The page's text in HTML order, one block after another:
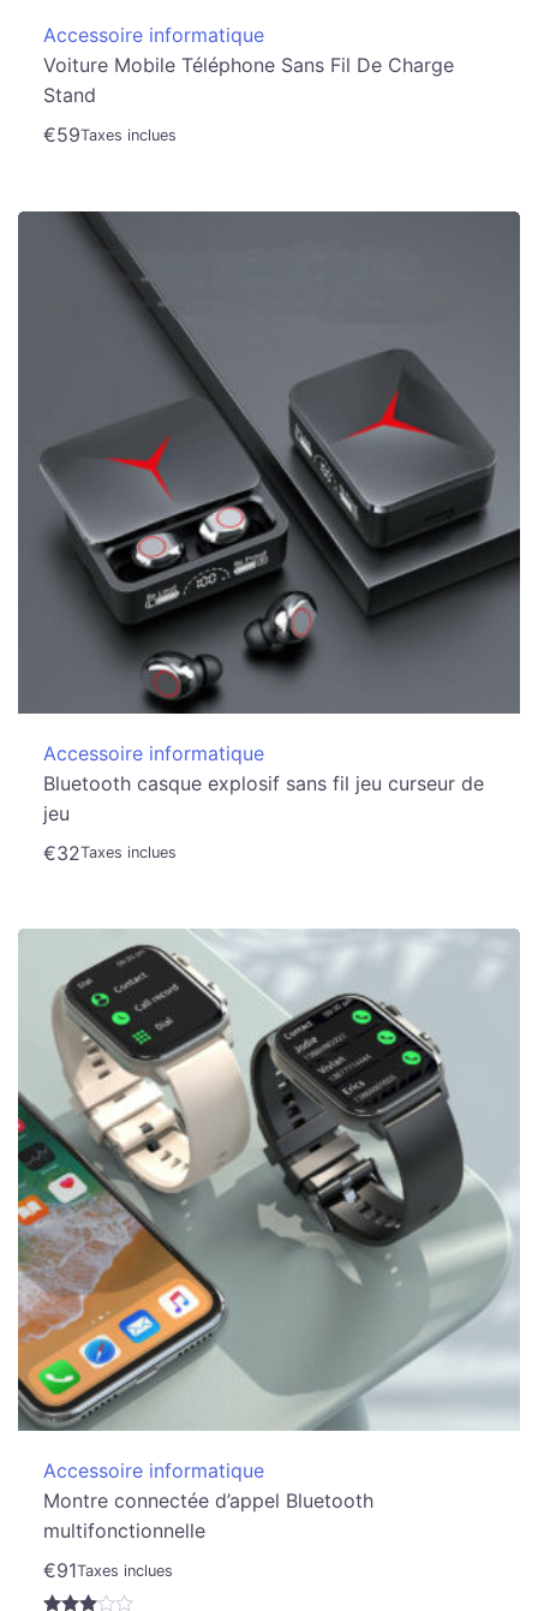
Accessoire informatique
Voiture Mobile Téléphone Sans Fil De Charge
Stand
€59Taxes inclues
Accessoire informatique
Bluetooth casque explosif sans fil jeu curseur de
jeu
€32Taxes inclues
Accessoire informatique
Montre connectée d’appel Bluetooth
multifonctionnelle
€91Taxes inclues